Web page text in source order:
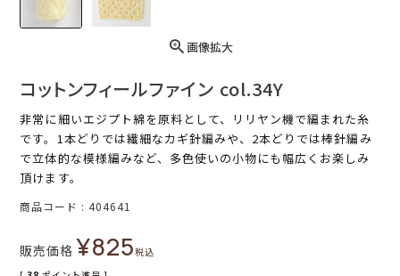
画像拡大
コットンフィールファイン col.34Y
非常に細いエジプト綿を原料として、リリヤン機で編まれた糸
です。1本どりでは繊細なカギ針編みや、2本どりでは棒針編み
で立体的な模様編みなど、多色使いの小物にも幅広くお楽しみ
頂けます。
商品コード 404641
販売価格 ¥825税込